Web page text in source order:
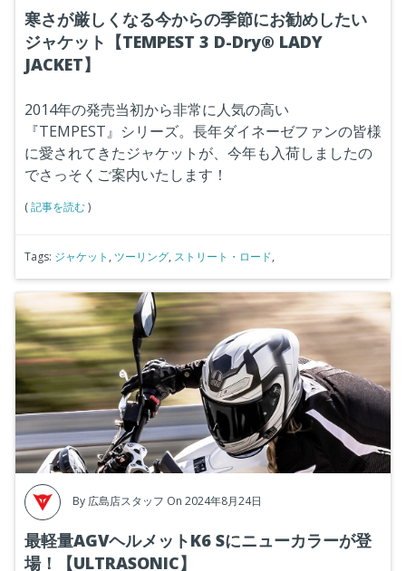
寒さが厳しくなる今からの季節にお勧めしたい
ジャケット【TEMPEST 3 D-Dry® LADY
JACKET】
2014年の発売当初から非常に人気の高い
『TEMPEST』シリーズ。長年ダイネーゼファンの皆様
に愛されてきたジャケットが、今年も入荷しましたの
でさっそくご案内いたします！
(記事を読む)
Tags: ジャケット , ツーリング, ストリート・ロード,
By 広島店スタッフ On 2024年8月24日
最軽量AGVヘルメットK6 Sにニューカラーが登
場！【ULTRASONIC】